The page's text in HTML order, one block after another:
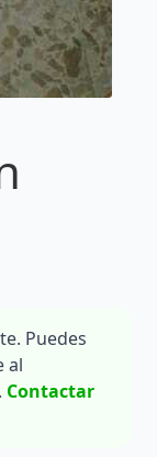
Puedes
al
Contactar